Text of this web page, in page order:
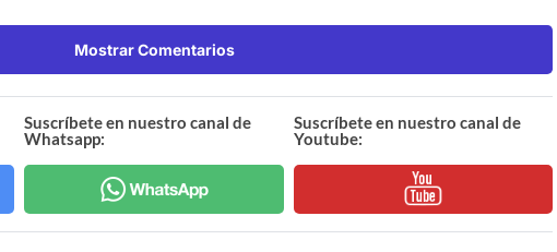
Mostrar Comentarios
Suscríbete en nuestro canal de
Whatsapp:
Suscríbete en nuestro canal de
Youtube: